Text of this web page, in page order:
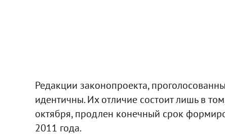
Редакции законопроекта,
идентичны. Их отличие состоит лишь в
октября, продлен конечный срок
2011 года.